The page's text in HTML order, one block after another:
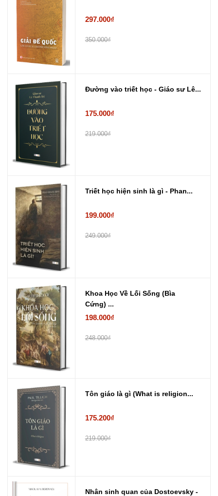
297.000₫
350.000₫
Đường vào triết học - Giáo sư Lê...
175.000₫
219.000₫
Triết học hiện sinh là gì - Phan...
199.000₫
249.000₫
Khoa Học Về Lối Sống (Bìa
Cứng) ...
198.000₫
248.000₫
Tôn giáo là gì (What is religion...
175.200₫
219.000₫
Nhân sinh quan của Dostoevsky -